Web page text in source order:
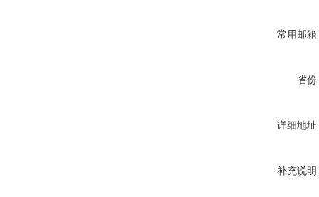
常用邮箱
省份
详细地址
补充说明